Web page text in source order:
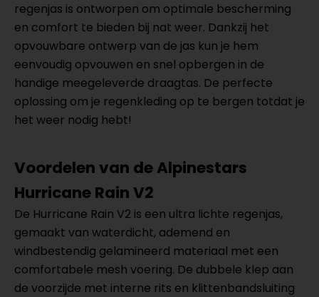
regenjas is ontworpen om optimale bescherming
en comfort te bieden bij nat weer. Dankzij het
opvouwbare ontwerp van de jas kun je hem
eenvoudig opvouwen en snel opbergen in de
handige meegeleverde draagtas. De perfecte
oplossing om je regenkleding op te bergen totdat je
het weer nodig hebt!
Voordelen van de Alpinestars
Hurricane Rain V2
De Hurricane Rain V2 is een ultra lichte regenjas,
gemaakt van waterdicht, ademend en
windbestendig gelamineerd materiaal met een
comfortabele mesh voering. De dubbele klep aan
de voorzijde met interne rits en klittenbandsluiting